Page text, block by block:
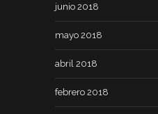
junio 2018
mayo 2018
abril 2018
febrero 2018